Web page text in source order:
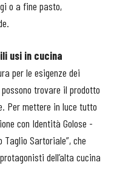
o a fine pasto,
usi in cucina
per le esigenze dei
trovare il prodotto
Per mettere in luce tutto
con Identità Golose -
Sartoriale”, che
dell’alta cucina